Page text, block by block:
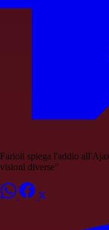
Farioli spiega l'addio
visioni diverse"